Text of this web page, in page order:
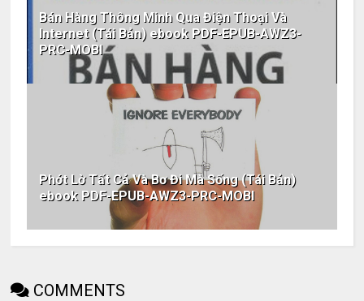
Bán Hàng Thông Minh Qua Điện Thoại Và
Internet (Tái Bản) ebook PDF-EPUB-AWZ3-
PRC-MOBI
Phớt Lờ Tất Cả Và Bơ Đi Mà Sống (Tái Bản)
ebook PDF-EPUB-AWZ3-PRC-MOBI
COMMENTS